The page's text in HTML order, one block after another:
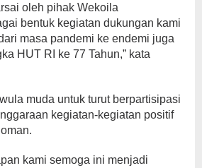
oleh pihak Wekoila
bentuk kegiatan dukungan kami
masa pandemi ke endemi juga
HUT RI ke 77 Tahun,” kata
muda untuk turut berpartisipasi
kegiatan-kegiatan positif
kami semoga ini menjadi